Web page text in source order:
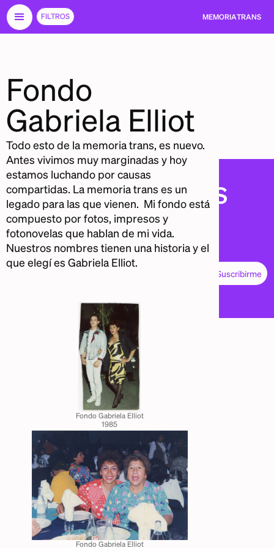
MEMORIATRANS
FILTROS
Fondo
Gabriela Elliot
Todo esto de la memoria trans, es nuevo.
Antes vivimos muy marginadas y hoy
estamos luchando por causas
compartidas. La memoria trans es un
legado para las que vienen. Mi fondo está
compuesto por fotos, impresos y
fotonovelas que hablan de mi vida.
Nuestros nombres tienen una historia y el
que elegí es Gabriela Elliot.
Fondo Gabriela Elliot
1985
Fondo Gabriela Elliot
MEMORIATRANS
CONTACTO info@memoriatrans.mx
INSTAGRAM @memoriatransmexico